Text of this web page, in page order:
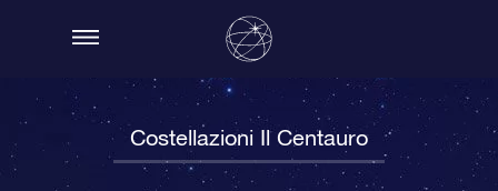
Costellazioni Il Centauro